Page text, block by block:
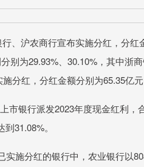
沪农商行宣布实施分红，分红
别为29.93%、30.10%，其中浙
分红，分红金额分别为65.35亿元
银行派发2023年度现金红利，
31.08%。
施分红的银行中，农业银行以